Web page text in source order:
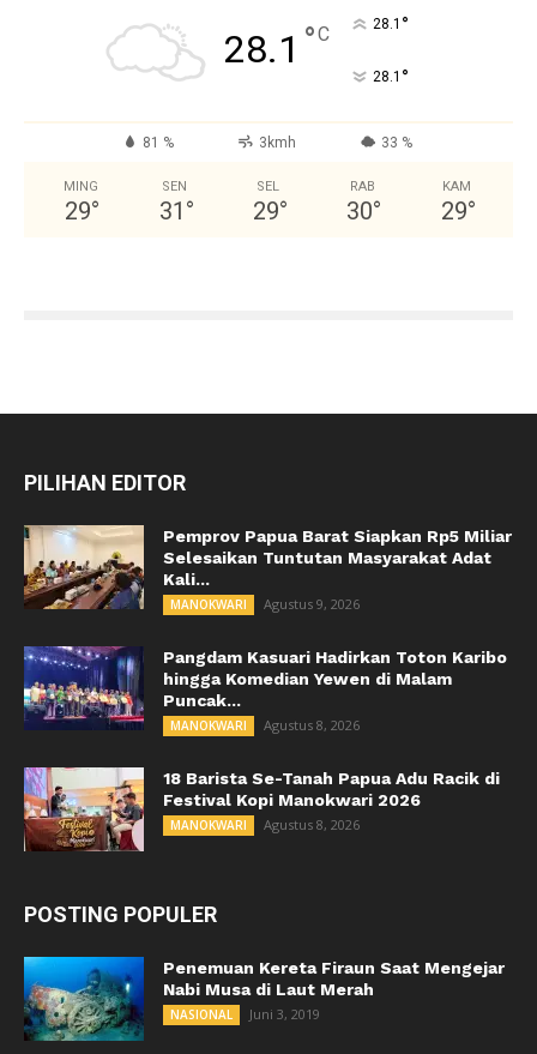
28.1 °C 28.1 °
28.1 °
81 % 3kmh 33 %
MING
29°
SEN
31 °
SEL
29°
RAB
30°
KAM
29°
PILIHAN EDITOR
Pemprov Papua Barat Siapkan Rp5 Miliar
Selesaikan Tuntutan Masyarakat Adat
Kali...
MANOKWARI Agustus 9, 2026
Pangdam Kasuari Hadirkan Toton Karibo
hingga Komedian Yewen di Malam
Puncak...
MANOKWARI Agustus 8, 2026
18 Barista Se-Tanah Papua Adu Racik di
Festival Kopi Manokwari 2026
MANOKWARI Agustus 8, 2026
POSTING POPULER
Penemuan Kereta Firaun Saat Mengejar
Nabi Musa di Laut Merah
NASIONAL Juni 3, 2019